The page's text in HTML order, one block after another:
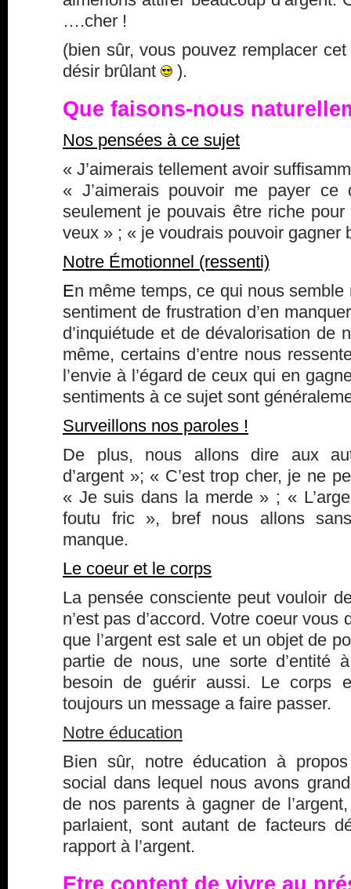
….cher !
(bien sûr, vous pouvez remplacer
désir brûlant
).
Que faisons-nous
Nos pensées à ce sujet
« J’aimerais tellement avoir
« J’aimerais pouvoir me payer
seulement je pouvais être riche
veux » ; « je voudrais pouvoir gagner
Notre Émotionnel (ressenti)
En même temps, ce qui nous semble
sentiment de frustration d’en
d’inquiétude et de dévalorisation de
même, certains d’entre nous
l’envie à l’égard de ceux qui en
sentiments à ce sujet sont
Surveillons nos paroles !
De plus, nous allons dire aux
d’argent »; « C’est trop cher, je ne
« Je suis dans la merde » ; «
foutu fric », bref nous allons
manque.
Le coeur et le corps
La pensée consciente peut vouloir
n’est pas d’accord. Votre coeur vous
que l’argent est sale et un objet de
partie de nous, une sorte d’entité
besoin de guérir aussi. Le corps
toujours un message a faire passer.
Notre éducation
Bien sûr, notre éducation à
social dans lequel nous avons
de nos parents à gagner de
parlaient, sont autant de facteurs
rapport à l’argent.
Etre content de vivre au